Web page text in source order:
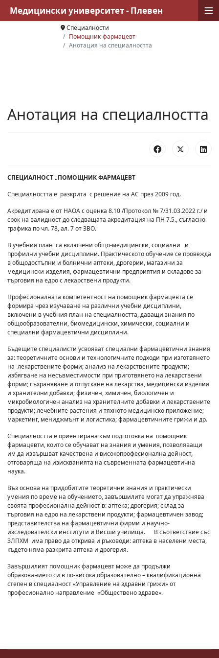
Специалности
Помощник-фармацевт
Анотация на специалността
Анотация на специалността
СПЕЦИАЛНОСТ „ПОМОЩНИК ФАРМАЦЕВТ
Специалността е разкрита с решение на АС през 2009 год.
Акредитирана е от НАОА с оценка 8.10 /Протокол № 7/31.03.2022 г./ и
срок на валидност до следващата акредитация на ПН 7.5., съгласно
графика по чл. 78, ал. 7 от ЗВО.
В учебния план са включени общо-медицински, социални и
профилни учебни дисциплини. Практическото обучение се провежда
в общодостъпни и болнични аптеки, дрогерии, магазини за
медицински изделия, фармацевтични предприятия и складове за
търговия на едро с лекарствени продукти.
Професионалната компетентност на помощник фармацевта се
формира чрез изучаване на различни учебни дисциплини,
включени в учебния план на специалността, даващи знания по
общообразователни, биомедицински, химически, социални и
специални фармацевтични дисциплини.
Бъдещите специалисти усвояват специални фармацевтични знания
за: теоретичните основи и технологичните подходи при изготвянето
на лекарствените форми; анализ на лекарствените продукти;
избягване на несъвместимости при приготвянето на лекарствени
форми; съхраняване и отпускане на лекарства, медицински изделия
и хранителни добавки; физичен, химичен, биологичен и
микробиологичен анализ на хранителните добавки и лекарствените
продукти; лечебните растения и тяхното медицинско приложение;
маркетинг, мениджмънт и логистика; фармацевтичните грижи и др.
Специалността е ориентирана към подготовка на помощник
фармацевти, които се обучават на знания и умения, позволяващи
им да извършват качествена и високопрофесионална дейност,
отговаряща на изискванията на съвременната фармацевтична
наука.
Въз основа на придобитите теоретични знания и практически
умения по време на обучението, завършилите могат да упражнява
своята професионална дейност в: аптека; дрогерия; склад за
търговия на едро на лекарствени продукти; фармацевтичен завод;
представителства на фармацевтични фирми и научно-
изследователски институти и Висши училища. В съответствие със
ЗЛПХМ има право да открива и ръководи: аптека в населени места,
където няма разкрита аптека и дрогерия.
Завършилият помощник фармацевт може да продължи
образованието си в по-висока образователно – квалификационна
степен в специалност «Управление на здравни грижи» от
професионално направление «Обществено здраве».
Медицински университет - Плевен ≡